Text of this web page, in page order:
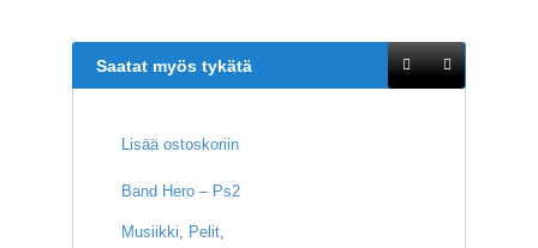
Saatat myös tykätä
Lisää ostoskoriin
Band Hero – Ps2
Musiikki, Pelit,